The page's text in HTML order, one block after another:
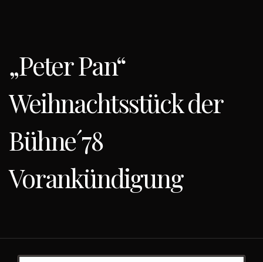
„Peter Pan“
Weihnachtsstück der
Bühne´78
Vorankündigung